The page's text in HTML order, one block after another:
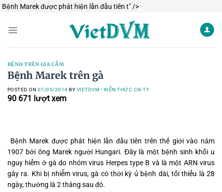
Bệnh Marek được phát hiện lần đầu tiên t" />Skip
content
BỆNH TRÊN GIA CẦM
Bệnh Marek trên gà
POSTED ON 07/05/2014 BY VIETDVM - KIẾN THỨC CN-TY
90 671 lượt xem
Bệnh Marek được phát hiện lần đầu tiên trên thế giới vào năm
1907 bởi ông Marek người Hungari. Đây là một bệnh sinh khối u
nguy hiểm ở gà do nhóm virus Herpes type B và là một ARN virus
gây ra. Khi bị nhiễm virus, gà có thời kỳ ủ bệnh dài, tối thiểu là 28
ngày, thường là 2 tháng sau đó.